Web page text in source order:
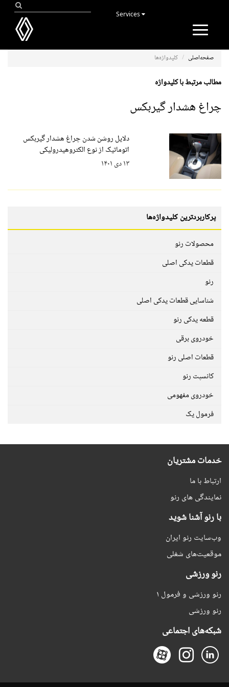
Toggle
صفحه‌اصلی کلیدواژه‌ها
مطالب مرتبط با کلیدواژه
چراغ هشدار گیربکس
دلایل روشن شدن چراغ هشدار گیربکس
اتوماتیک از نوع الکتروهیدرولیکی
۱۳ دی ۱۴۰۱
پرکاربردترین کلیدواژه‌ها
محصولات رنو
قطعات یدکی اصلی
رنو
شناسایی قطعات یدکی اصلی
قطعه یدکی رنو
خودروی برقی
قطعات اصلی رنو
کانسپت رنو
خودروی مفهومی
فرمول یک
خدمات مشتریان
ارتباط با ما
نمایندگی های رنو
با رنو آشنا شوید
وب‌سایت رنو ایران
موقعیت‌های شغلی
رنو ورزشی
رنو ورزشی و فرمول ۱
رنو ورزشی
شبکه‌های اجتماعی